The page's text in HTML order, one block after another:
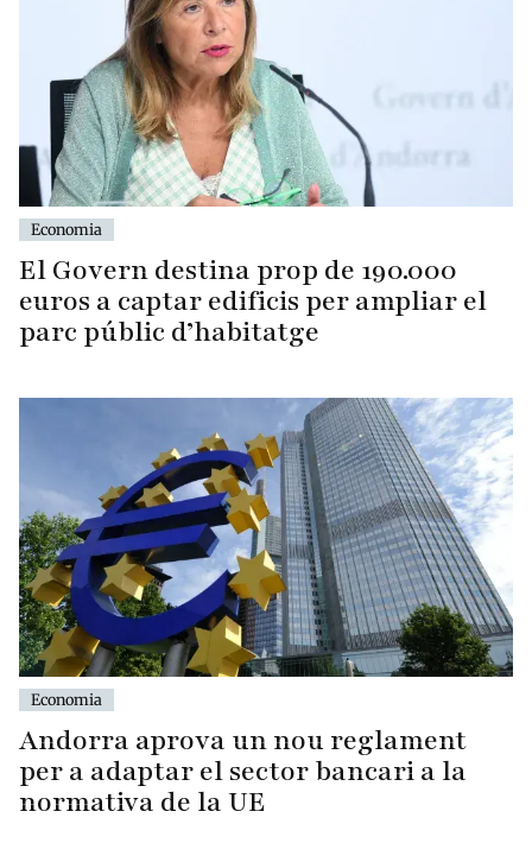
Economia
El Govern destina prop de 190.000
euros a captar edificis per ampliar el
parc públic d’habitatge
Economia
Andorra aprova un nou reglament
per a adaptar el sector bancari a la
normativa de la UE